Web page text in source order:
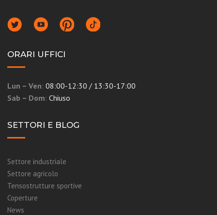
ORARI UFFICI
Lun – Ven: 08:00-12:30 / 13:30-17:00
Sab – Dom: Chiuso
SETTORI E BLOG
Settore industriale
Settore agricolo
Tensostrutture sportive
Coperture
News